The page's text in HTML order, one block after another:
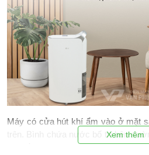
Máy có cửa hút khí ẩm vào ở mặt
trên. Bình chứa nước bố trí bên